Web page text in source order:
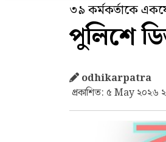
৩৯ কর্মকর্তাকে
পুলিশে
odhikarpatra
প্রকাশিত: ৫ May ২০২৬